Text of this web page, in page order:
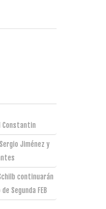
Constantin
Jiménez y
continuarán
Segunda FEB